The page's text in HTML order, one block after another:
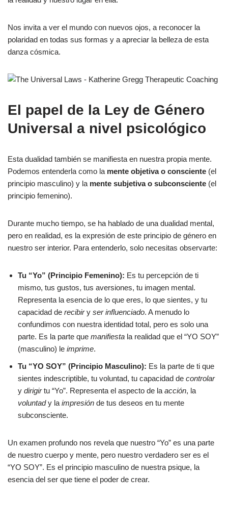
Nos invita a ver el mundo con nuevos ojos, a reconocer la
polaridad en todas sus formas y a apreciar la belleza de esta
danza cósmica.
El papel de la Ley de Género
Universal a nivel psicológico
Esta dualidad también se manifiesta en nuestra propia mente.
Podemos entenderla como la mente objetiva o consciente (el
principio masculino) y la mente subjetiva o subconsciente (el
principio femenino).
Durante mucho tiempo, se ha hablado de una dualidad mental,
pero en realidad, es la expresión de este principio de género en
nuestro ser interior. Para entenderlo, solo necesitas observarte:
Tu “Yo” (Principio Femenino): Es tu percepción de ti
mismo, tus gustos, tus aversiones, tu imagen mental.
Representa la esencia de lo que eres, lo que sientes, y tu
capacidad de recibiry ser influenciado. A menudo lo
confundimos con nuestra identidad total, pero es solo una
parte. Es la parte que manifiesta la realidad que el “YO SOY”
(masculino) le imprime.
Tu “YO SOY” (Principio Masculino): Es la parte de ti que
sientes indescriptible, tu voluntad, tu capacidad de controlar
y dirigirtu “Yo”. Representa el aspecto de la acción, la
voluntady la impresión de tus deseos en tu mente
subconsciente.
Un examen profundo nos revela que nuestro “Yo” es una parte
de nuestro cuerpo y mente, pero nuestro verdadero ser es el
“YO SOY”. Es el principio masculino de nuestra psique, la
esencia del ser que tiene el poder de crear.